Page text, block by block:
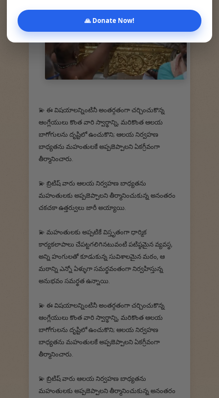
💫 ఈ విషయాలన్నింటినీ అంతర్గతంగా చర్చించుకొన్న
ఆంగ్లేయులు కొంత వారి స్వార్థాన్ని, మరికొంత ఆలయ
బాగోగులను దృష్టిలో ఉంచుకొని; ఆలయ నిర్వహణ
బాధ్యతను మహంతులకే అప్పజెప్పాలని ఏకగ్రీవంగా
తీర్మానించారు.
💫 బ్రిటిష్ వారు ఆలయ నిర్వహణ బాధ్యతను
మహంతులకు అప్పజెప్పాలని తీర్మానించుకున్న అనంతరం
చకచకా ఉత్తర్వులు జారీ అయ్యాయి.
💫 మహంతులకు అప్పటికే విస్తృతంగా ధార్మిక
కార్యకలాపాలు చేపట్టగలిగినటువంటి పటిష్ఠమైన వ్యవస్థ,
అన్ని హంగులతో కూడుకున్న సువిశాలమైన మఠం, ఆ
మఠాన్ని ఎన్నో ఏళ్ళుగా సమర్థవంతంగా నిర్వహిస్తున్న
అనుభవం సమర్థత ఉన్నాయి.
💫 ఈ విషయాలన్నింటినీ అంతర్గతంగా చర్చించుకొన్న
ఆంగ్లేయులు కొంత వారి స్వార్థాన్ని, మరికొంత ఆలయ
బాగోగులను దృష్టిలో ఉంచుకొని; ఆలయ నిర్వహణ
బాధ్యతను మహంతులకే అప్పజెప్పాలని ఏకగ్రీవంగా
తీర్మానించారు.
💫 బ్రిటిష్ వారు ఆలయ నిర్వహణ బాధ్యతను
మహంతులకు అప్పజెప్పాలని తీర్మానించుకున్న అనంతరం
🙏 Donate Now!